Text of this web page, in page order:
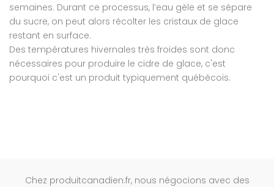
semaines. Durant ce processus, l’eau gèle et se sépare
du sucre, on peut alors récolter les cristaux de glace
restant en surface.
Des températures hivernales très froides sont donc
nécessaires pour produire le cidre de glace, c'est
pourquoi c'est un produit typiquement québécois.
Chez produitcanadien.fr, nous négocions avec des